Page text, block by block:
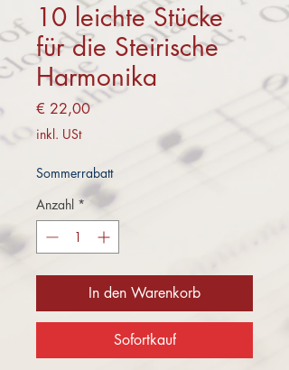
10 leichte Stücke
für die Steirische
Harmonika
€ 22,00Preis
inkl. USt
Sommerrabatt
Anzahl *
In den Warenkorb
Sofortkauf